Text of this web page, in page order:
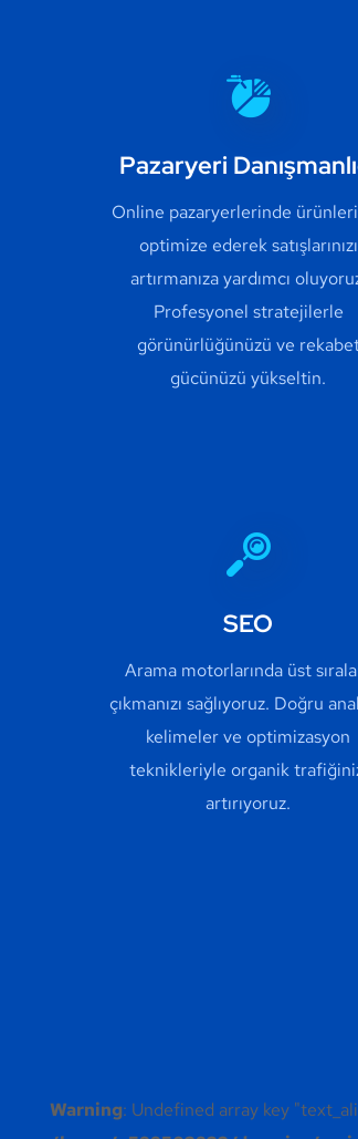
Pazaryeri
Online pazaryerlerinde
optimize ederek satışlarınızı
artırmanıza yardımcı
Profesyonel stratejilerle
görünürlüğünüzü ve
gücünüzü yükseltin.
SEO
Arama motorlarında üst
çıkmanızı sağlıyoruz. Doğru
kelimeler ve optimizasyon
teknikleriyle organik
artırıyoruz.
Warning: Undefined array key